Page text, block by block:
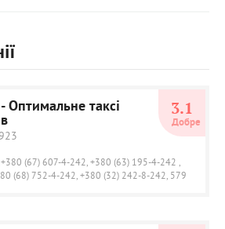
Оптимальне таксі
(67) 607-4-242, +380 (63) 195-4-242 ,
(68) 752-4-242, +380 (32) 242-8-242, 579
3.1
Добре